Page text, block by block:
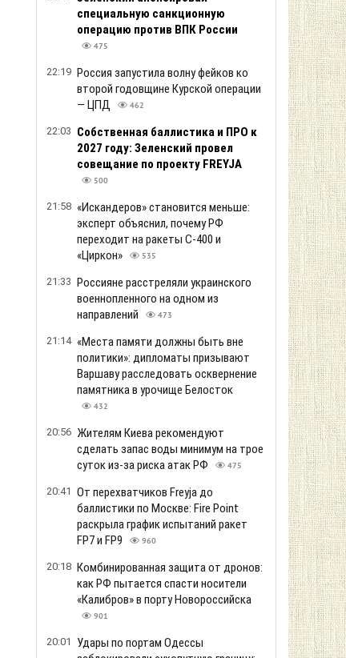
специальную санкционную
операцию против ВПК России
475
22:19 Россия запустила волну фейков ко
второй годовщине Курской операции
— ЦПД
462
22:03 Собственная баллистика и ПРО к
2027 году: Зеленский провел
совещание по проекту FREYJA
500
21:58 «Искандеров» становится меньше:
эксперт объяснил, почему РФ
переходит на ракеты С-400 и
«Циркон»
535
21:33 Россияне расстреляли украинского
военнопленного на одном из
направлений
473
21:14 «Места памяти должны быть вне
политики»: дипломаты призывают
Варшаву расследовать осквернение
памятника в урочище Белосток
432
20:56 Жителям Киева рекомендуют
сделать запас воды минимум на трое
суток из-за риска атак РФ
475
20:41 От перехватчиков Freyja до
баллистики по Москве: Fire Point
раскрыла график испытаний ракет
FP7 и FP9
960
20:18 Комбинированная защита от дронов:
как РФ пытается спасти носители
«Калибров» в порту Новороссийска
901
20:01
Удары по портам Одессы